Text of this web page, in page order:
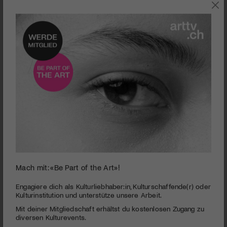
SZENE
seconds
minutes,
eunoia Quintett | The Vacuum Pack
PUBLIZIERT AM 7. MÄRZ 2016
Engagiere dich als Kulturliebhaber:in, Kulturschaffende(r) oder
Mit deiner Mitgliedschaft erhältst du kostenlosen Zugang zu